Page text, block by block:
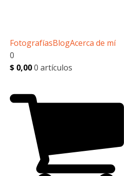
FotografíasBlogAcerca de mí
0
$ 0,000 artículos